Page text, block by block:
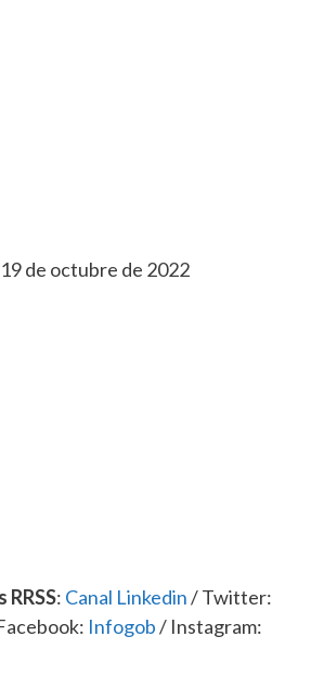
19 de octubre de 2022
RRSS: Canal Linkedin/ Twitter:
Infogob/ Instagram: